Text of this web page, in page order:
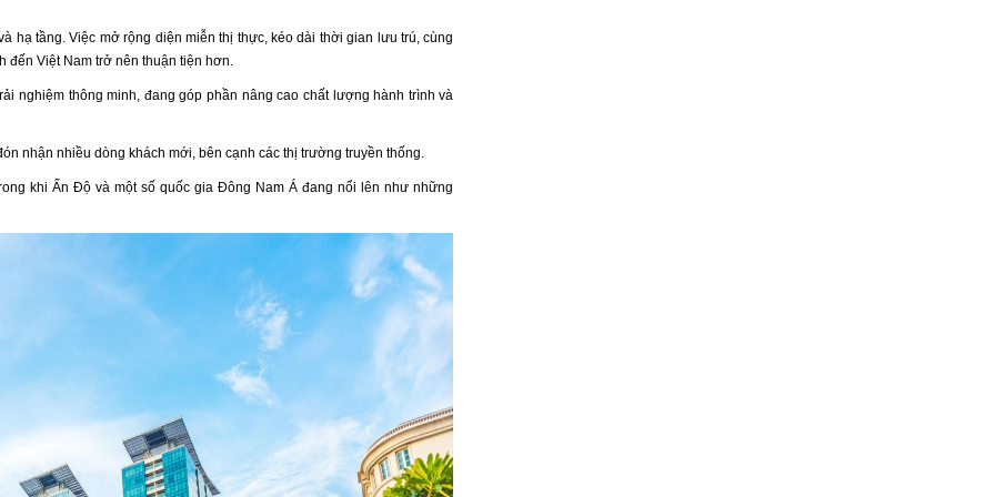
hạ tầng. Việc mở rộng diện miễn thị thực, kéo dài thời gian lưu trú, cùng
đến Việt Nam trở nên thuận tiện hơn.
nghiệm thông minh, đang góp phần nâng cao chất lượng hành trình và
nhận nhiều dòng khách mới, bên cạnh các thị trường truyền thống.
khi Ấn Độ và một số quốc gia Đông Nam Á đang nổi lên như những